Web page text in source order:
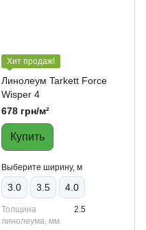
Хит продаж!
Линолеум Tarkett Force
Wisper 4
678 грн/м²
Купить
Выберите ширину, м
3.0 3.5 4.0
Толщина
линолеума, мм
2.5